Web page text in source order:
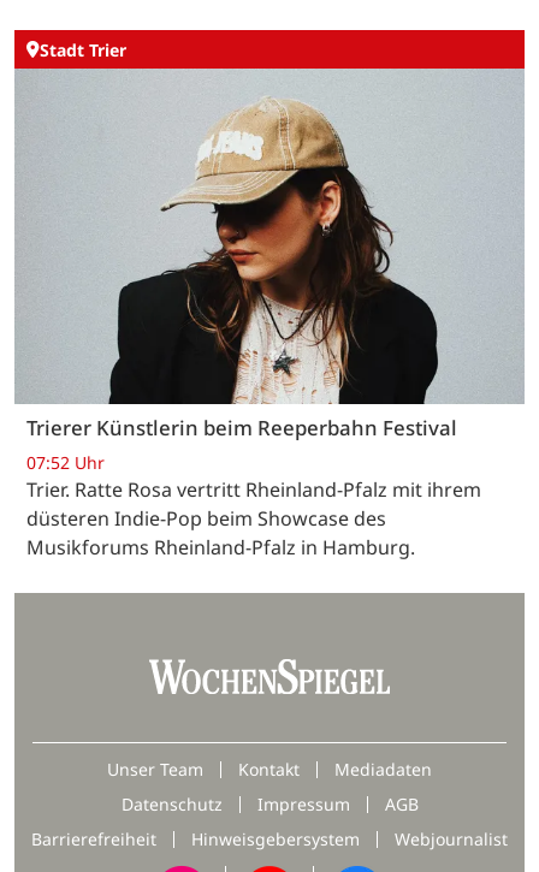
Stadt Trier
Trierer Künstlerin beim Reeperbahn Festival
07:52 Uhr
Trier. Ratte Rosa vertritt Rheinland-Pfalz mit ihrem
düsteren Indie-Pop beim Showcase des
Musikforums Rheinland-Pfalz in Hamburg.
Unser Team Kontakt
Mediadaten
Datenschutz
Impressum
AGB
Barrierefreiheit
Hinweisgebersystem Webjournalist